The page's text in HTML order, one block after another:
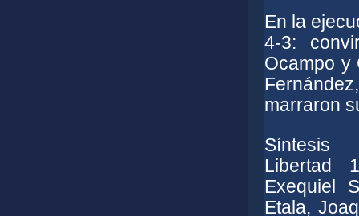
En la
4-3:
Ocampo y
marraron
Síntesis
Libertad
Exequiel
Etala,